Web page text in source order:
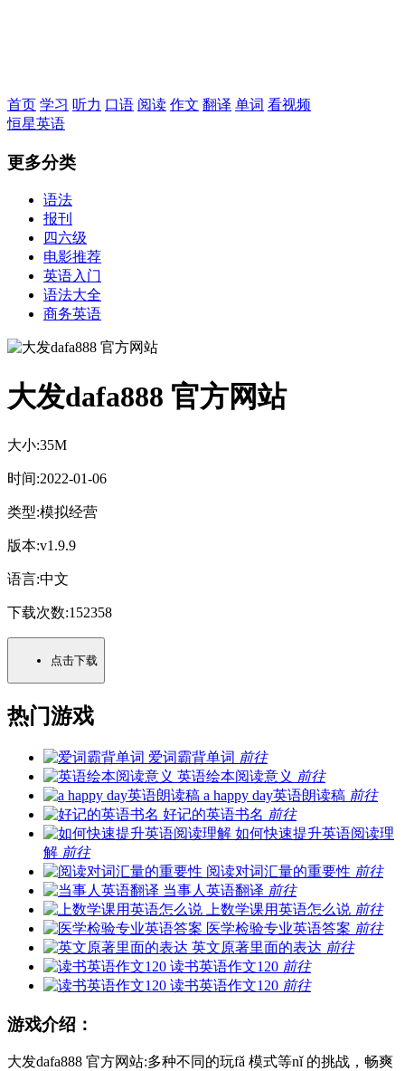
首页 学习 听力 口语 阅读 作文 翻译 单词 看视频
恒星英语
更多分类
语法
报刊
四六级
电影推荐
英语入门
语法大全
商务英语
大发dafa888 官方网站
大小:35M
时间:2022-01-06
类型:模拟经营
版本:v1.9.9
语言:中文
下载次数:152358
点击下载
热门游戏
爱词霸背单词 前往
英语绘本阅读意义 前往
a happy day英语朗读稿 前往
好记的英语书名 前往
如何快速提升英语阅读理
解 前往
阅读对词汇量的重要性 前往
当事人英语翻译 前往
上数学课用英语怎么说 前往
医学检验专业英语答案 前往
英文原著里面的表达 前往
读书英语作文120 前往
读书英语作文120 前往
游戏介绍：
大发dafa888 官方网站:多种不同的玩fǎ 模式等nǐ 的挑战，畅爽